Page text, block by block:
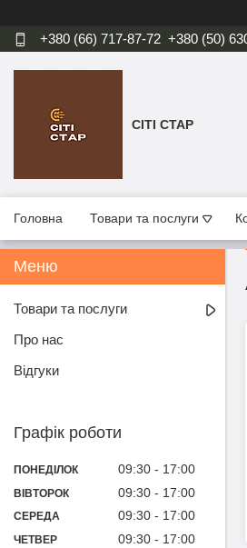
+380 (66) 717-87-72 +380 (50)
СІТІ СТАР
Головна Товари та послуги
Товари та послуги
Про нас
Відгуки
Графік роботи
ПОНЕДІЛОК 09:30 17:00
ВІВТОРОК 09:30 17:00
СЕРЕДА 09:30 17:00
ЧЕТВЕР 09:30 17:00